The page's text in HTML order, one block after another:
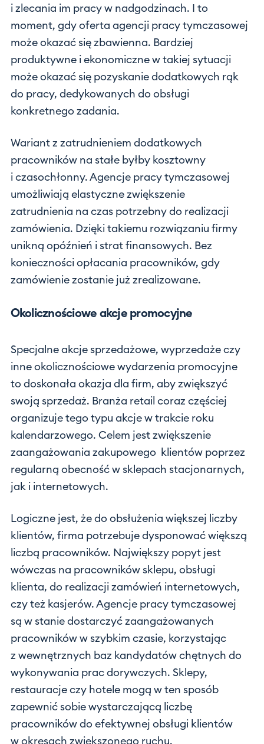
i zlecania im pracy w nadgodzinach. I to
moment, gdy oferta agencji pracy tymczasowej
może okazać się zbawienna. Bardziej
produktywne i ekonomiczne w takiej sytuacji
może okazać się pozyskanie dodatkowych rąk
do pracy, dedykowanych do obsługi
konkretnego zadania.
Wariant z zatrudnieniem dodatkowych
pracowników na stałe byłby kosztowny
i czasochłonny. Agencje pracy tymczasowej
umożliwiają elastyczne zwiększenie
zatrudnienia na czas potrzebny do realizacji
zamówienia. Dzięki takiemu rozwiązaniu firmy
unikną opóźnień i strat finansowych. Bez
konieczności opłacania pracowników, gdy
zamówienie zostanie już zrealizowane.
Okolicznościowe akcje promocyjne
Specjalne akcje sprzedażowe, wyprzedaże czy
inne okolicznościowe wydarzenia promocyjne
to doskonała okazja dla firm, aby zwiększyć
swoją sprzedaż. Branża retail coraz częściej
organizuje tego typu akcje w trakcie roku
kalendarzowego. Celem jest zwiększenie
zaangażowania zakupowego klientów poprzez
regularną obecność w sklepach stacjonarnych,
jak i internetowych.
Logiczne jest, że do obsłużenia większej liczby
klientów, firma potrzebuje dysponować większą
liczbą pracowników. Największy popyt jest
wówczas na pracowników sklepu, obsługi
klienta, do realizacji zamówień internetowych,
czy też kasjerów. Agencje pracy tymczasowej
są w stanie dostarczyć zaangażowanych
pracowników w szybkim czasie, korzystając
z wewnętrznych baz kandydatów chętnych do
wykonywania prac dorywczych. Sklepy,
restauracje czy hotele mogą w ten sposób
zapewnić sobie wystarczającą liczbę
pracowników do efektywnej obsługi klientów
w okresach zwiększonego ruchu.